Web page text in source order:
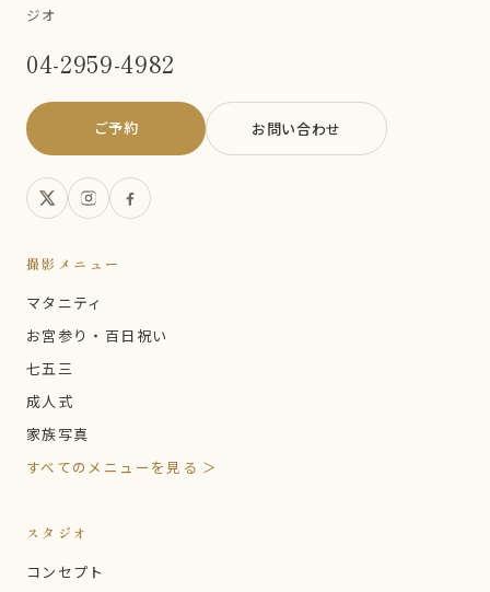
ジオ
04-2959-4982
ご予約 お問い合わせ
撮影メニュー
マタニティ
お宮参り・百日祝い
七五三
成人式
家族写真
すべてのメニューを見る ＞
スタジオ
コンセプト